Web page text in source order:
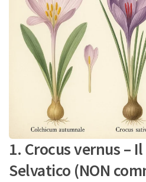
1. Crocus vernus –
Selvatico (NON